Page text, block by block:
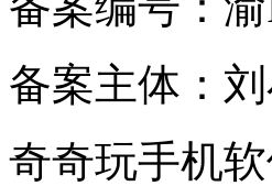
备案主体：
奇奇玩手机